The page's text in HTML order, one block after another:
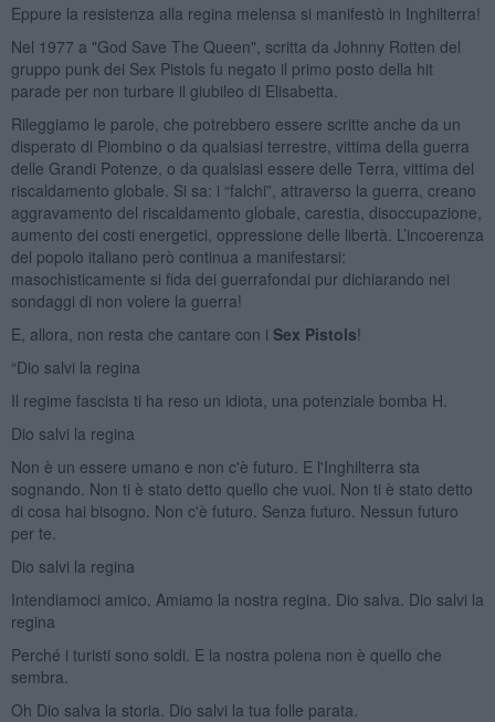
Eppure la resistenza alla regina melensa si manifestò in Inghilterra!
Nel 1977 a "God Save The Queen", scritta da Johnny Rotten del
gruppo punk dei Sex Pistols fu negato il primo posto della hit
parade per non turbare il giubileo di Elisabetta.
Rileggiamo le parole, che potrebbero essere scritte anche da un
disperato di Piombino o da qualsiasi terrestre, vittima della guerra
delle Grandi Potenze, o da qualsiasi essere delle Terra, vittima del
riscaldamento globale. Si sa: i “falchi”, attraverso la guerra, creano
aggravamento del riscaldamento globale, carestia, disoccupazione,
aumento dei costi energetici, oppressione delle libertà. L’incoerenza
del popolo italiano però continua a manifestarsi:
masochisticamente si fida dei guerrafondai pur dichiarando nei
sondaggi di non volere la guerra!
E, allora, non resta che cantare con i Sex Pistols!
“Dio salvi la regina
Il regime fascista ti ha reso un idiota, una potenziale bomba H.
Dio salvi la regina
Non è un essere umano e non c'è futuro. E l'Inghilterra sta
sognando. Non ti è stato detto quello che vuoi. Non ti è stato detto
di cosa hai bisogno. Non c'è futuro. Senza futuro. Nessun futuro
per te.
Dio salvi la regina
Intendiamoci amico. Amiamo la nostra regina. Dio salva. Dio salvi la
regina
Perché i turisti sono soldi. E la nostra polena non è quello che
sembra.
Oh Dio salva la storia. Dio salvi la tua folle parata.